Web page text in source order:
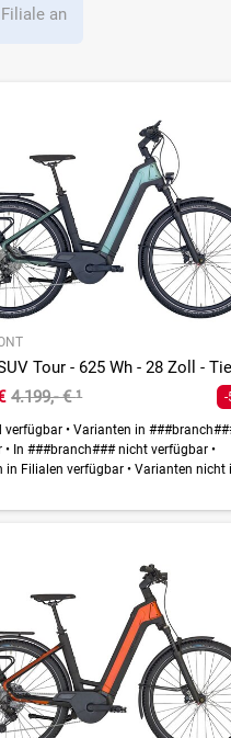
an
4.199,- €¹ -
verfügbar• Varianten in
• In ###branch### nicht verfügbar•
in Filialen verfügbar• Varianten nicht